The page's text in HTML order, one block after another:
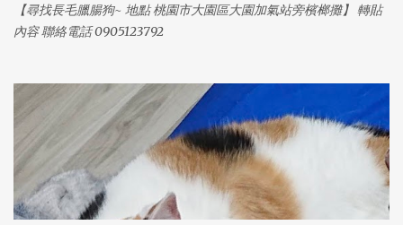
【尋找長毛臘腸狗~ 地點 桃園市大園區大園加氣站旁檳榔攤】 轉貼
內容 聯絡電話 0905123792